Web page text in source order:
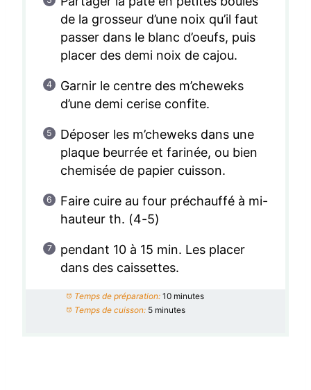
de la grosseur d’une noix qu’il faut
passer dans le blanc d’oeufs, puis
placer des demi noix de cajou.
Garnir le centre des m’cheweks
d’une demi cerise confite.
Déposer les m’cheweks dans une
plaque beurrée et farinée, ou bien
chemisée de papier cuisson.
Faire cuire au four préchauffé à mi-
hauteur th. (4-5)
pendant 10 à 15 min. Les placer
dans des caissettes.
Temps de préparation: 10 minutes
Temps de cuisson: 5 minutes